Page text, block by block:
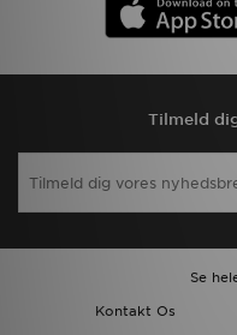
Tilmeld
Se
Kontakt Os